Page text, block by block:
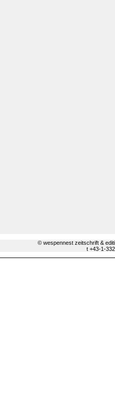
© wespennest zeitschrift &
t +43-1-